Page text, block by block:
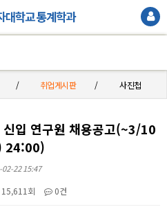
취업게시판 사진첩
입 연구원 채용공고(~3/10
24:00)
22 15:47
회 0건